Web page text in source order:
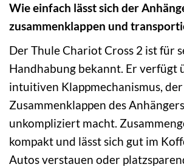
Wie einfach lässt sich der
zusammenklappen und
Der Thule Chariot Cross 2 ist für
Handhabung bekannt. Er verfügt
intuitiven Klappmechanismus, der
Zusammenklappen des
unkompliziert macht.
kompakt und lässt sich gut im
Autos verstauen oder